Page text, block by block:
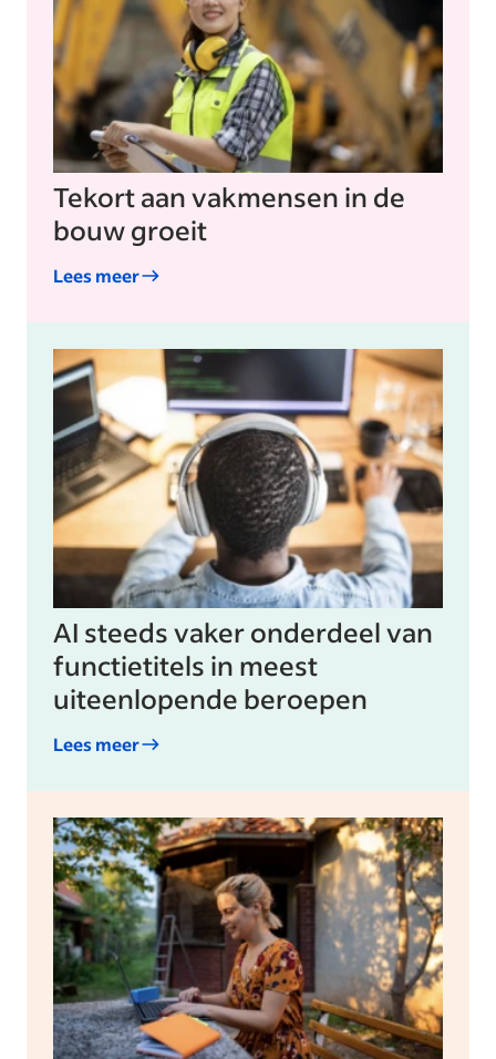
Tekort aan vakmensen in de
bouw groeit
Lees meer
AI steeds vaker onderdeel van
functietitels in meest
uiteenlopende beroepen
Lees meer